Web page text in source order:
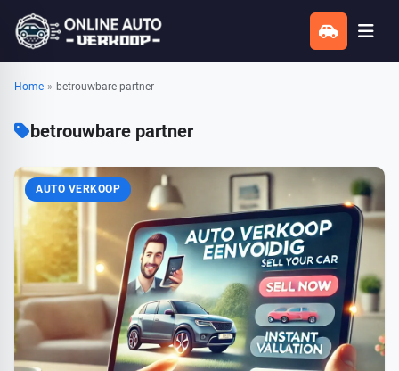
Home » betrouwbare partner
betrouwbare partner
AUTO VERKOOP